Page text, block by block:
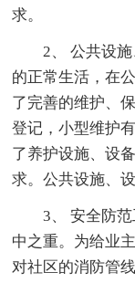
求。
2、 公共设
的正常生活，在
了完善的维护、
登记，小型维护
了养护设施、设
求。公共设施、
3、 安全防
中之重。为给业
对社区的消防管